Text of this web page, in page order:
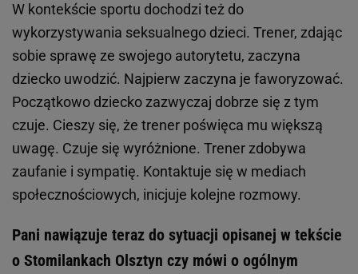
W kontekście sportu dochodzi też do
wykorzystywania seksualnego dzieci. Trener, zdając
sobie sprawę ze swojego autorytetu, zaczyna
dziecko uwodzić. Najpierw zaczyna je faworyzować.
Początkowo dziecko zazwyczaj dobrze się z tym
czuje. Cieszy się, że trener poświęca mu większą
uwagę. Czuje się wyróżnione. Trener zdobywa
zaufanie i sympatię. Kontaktuje się w mediach
społecznościowych, inicjuje kolejne rozmowy.
Pani nawiązuje teraz do sytuacji opisanej w tekście
o Stomilankach Olsztyn czy mówi o ogólnym